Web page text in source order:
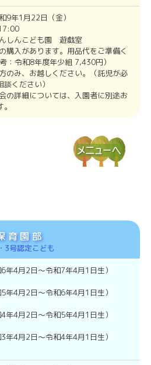
9年1月22日（金）
しんこども園 遊戯室
購入があります。用品代をご準備く
：令和8年度年少組 7,430円）
のみ、お越しください。（託児が必
ください）
の詳細については、入園者に別途お
育園部
3号認定こども
年4月2日～令和7年4月1日生）
年4月2日～令和6年4月1日生）
年4月2日～令和5年4月1日生）
年4月2日～令和4年4月1日生）